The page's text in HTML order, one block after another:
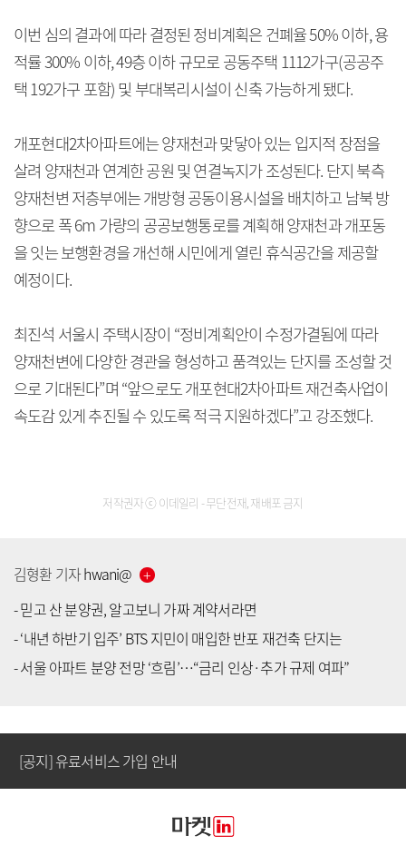
이번 심의 결과에 따라 결정된 정비계획은 건폐율 50% 이하, 용
적률 300% 이하, 49층 이하 규모로 공동주택 1112가구(공공주
택 192가구 포함) 및 부대복리시설이 신축 가능하게 됐다.
개포현대2차아파트에는 양재천과 맞닿아 있는 입지적 장점을
살려 양재천과 연계한 공원 및 연결녹지가 조성된다. 단지 북측
양재천변 저층부에는 개방형 공동이용시설을 배치하고 남북 방
향으로 폭 6m 가량의 공공보행통로를 계획해 양재천과 개포동
을 잇는 보행환경을 개선해 시민에게 열린 휴식공간을 제공할
예정이다.
최진석 서울시 주택시장이 “정비계획안이 수정가결됨에 따라
양재천변에 다양한 경관을 형성하고 품격있는 단지를 조성할 것
으로 기대된다”며 “앞으로도 개포현대2차아파트 재건축사업이
속도감 있게 추진될 수 있도록 적극 지원하겠다”고 강조했다.
저작권자 ⓒ 이데일리 - 무단전재, 재배포 금지
김형환 기자hwani@
-믿고 산 분양권, 알고보니 가짜 계약서라면
-‘내년 하반기 입주’ BTS 지민이 매입한 반포 재건축 단지는
-서울 아파트 분양 전망 ‘흐림’…“금리 인상·추가 규제 여파”
[공지] 유료서비스 가입 안내
[공지] 유료서비스 가입 안내
[공지] 새로워진 마켓인, 성공투자 창을 열다